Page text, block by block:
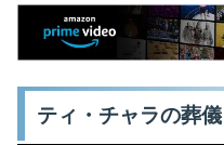
ティ・チャラの葬儀